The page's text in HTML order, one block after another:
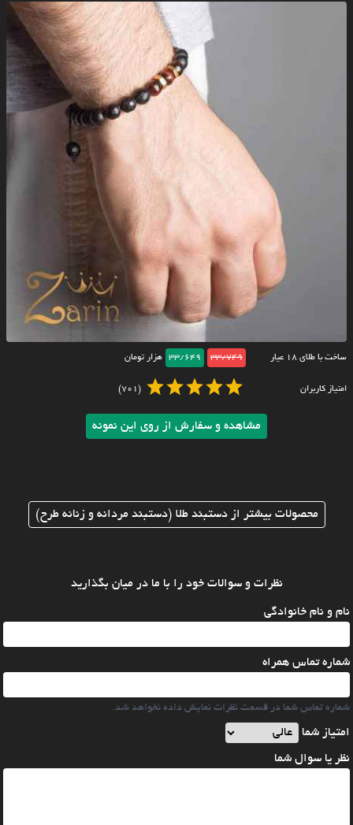
ساخت با طلای ۱۸ عیار 33/749
33/649 هزار تومان
امتیاز کاربران (701)
مشاهده و سفارش از روی این نمونه
محصولات بیشتر از دستبند طلا (دستبند مردانه و زنانه طرح)
نظرات و سوالات خود را با ما در میان بگذارید
نام و نام خانوادگی
شماره تماس همراه
شماره تماس شما در قسمت نظرات نمایش داده نخواهد شد.
امتیاز شما
نظر یا سوال شما